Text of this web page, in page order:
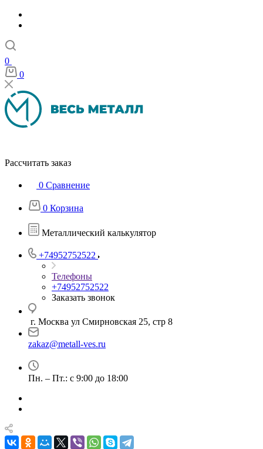
0
0
Рассчитать заказ
0 Сравнение
0 Корзина
Металлический калькулятор
+74952752522
Телефоны
+74952752522
Заказать звонок
г. Москва ул Смирновская 25, стр 8
zakaz@metall-ves.ru
Пн. – Пт.: с 9:00 до 18:00